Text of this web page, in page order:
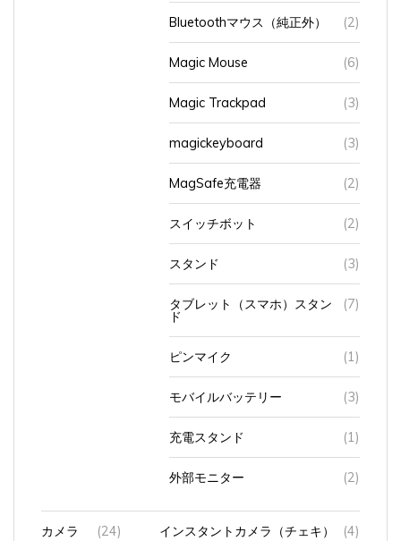
Bluetoothマウス（純正外） (2)
Magic Mouse (6)
Magic Trackpad (3)
magickeyboard (3)
MagSafe充電器 (2)
スイッチボット (2)
スタンド (3)
タブレット（スマホ）スタン
ド
(7)
ピンマイク (1)
モバイルバッテリー (3)
充電スタンド (1)
外部モニター (2)
カメラ (24) インスタントカメラ（チェキ） (4)